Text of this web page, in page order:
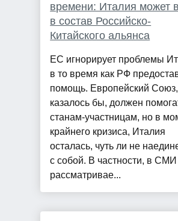
времени: Италия может
в состав Российско-
Китайского альянса
ЕС игнорирует проблемы
в то время как РФ
помощь. Европейский Союз,
казалось бы, должен
станам-участницам, но в
крайнего кризиса, Италия
осталась, чуть ли не
с собой. В частности, в СМИ
рассматривае...